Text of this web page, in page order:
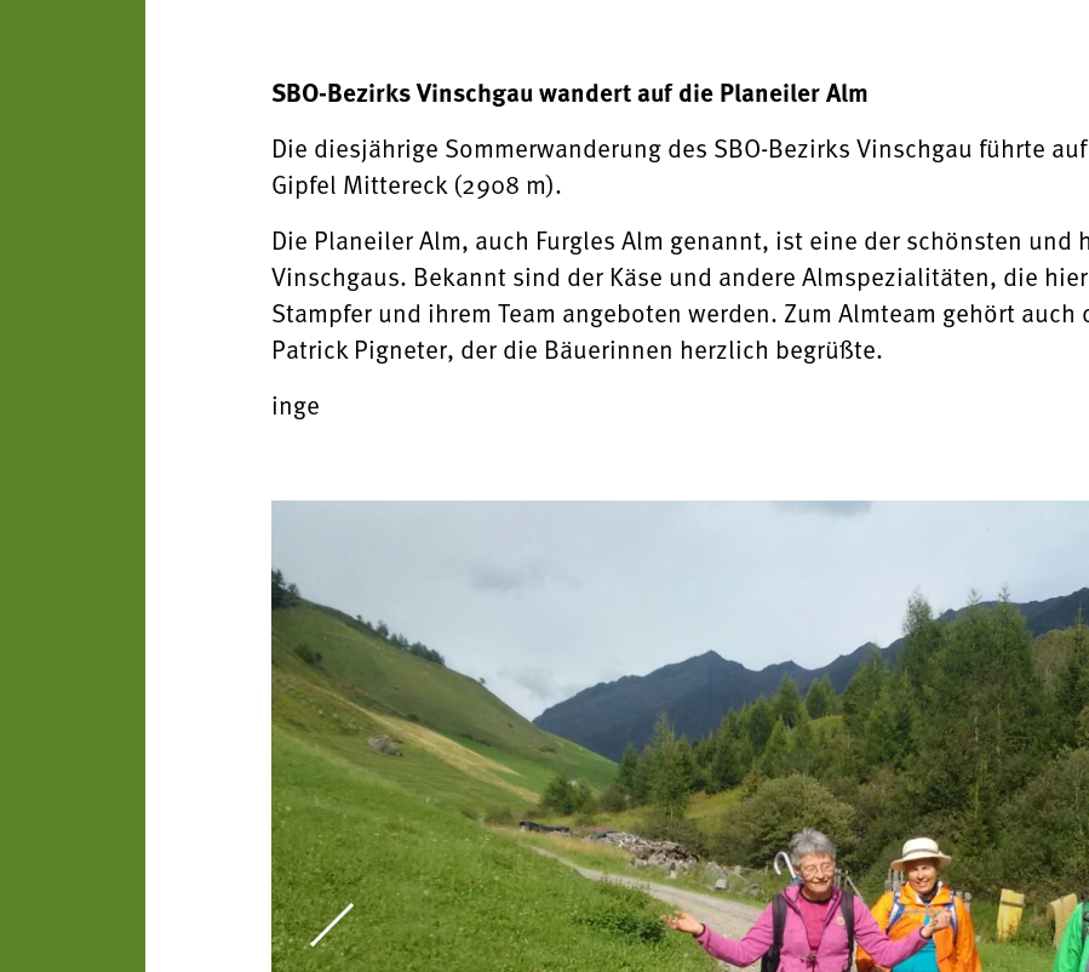
SBO-Bezirks Vinschgau wandert auf die Planeiler Alm
Die diesjährige Sommerwanderung des SBO-Bezirks Vinschgau führte
Gipfel Mittereck (2908 m).
Die Planeiler Alm, auch Furgles Alm genannt, ist eine der schönsten
Vinschgaus. Bekannt sind der Käse und andere Almspezialitäten, die
Stampfer und ihrem Team angeboten werden. Zum Almteam gehört
Patrick Pigneter, der die Bäuerinnen herzlich begrüßte.
inge